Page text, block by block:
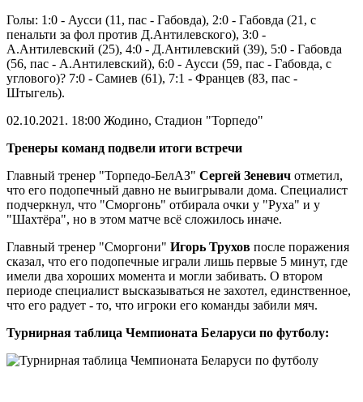
Голы: 1:0 - Аусси (11, пас - Габовда), 2:0 - Габовда (21, с
пенальти за фол против Д.Антилевского), 3:0 -
А.Антилевский (25), 4:0 - Д.Антилевский (39), 5:0 - Габовда
(56, пас - А.Антилевский), 6:0 - Аусси (59, пас - Габовда, с
углового)? 7:0 - Самиев (61), 7:1 - Францев (83, пас -
Штыгель).
02.10.2021. 18:00 Жодино, Стадион "Торпедо"
Тренеры команд подвели итоги встречи
Главный тренер "Торпедо-БелАЗ" Сергей Зеневич отметил,
что его подопечный давно не выигрывали дома. Специалист
подчеркнул, что "Сморгонь" отбирала очки у "Руха" и у
"Шахтёра", но в этом матче всё сложилось иначе.
Главный тренер "Сморгони" Игорь Трухов после поражения
сказал, что его подопечные играли лишь первые 5 минут, где
имели два хороших момента и могли забивать. О втором
периоде специалист высказываться не захотел, единственное,
что его радует - то, что игроки его команды забили мяч.
Турнирная таблица Чемпионата Беларуси по футболу: